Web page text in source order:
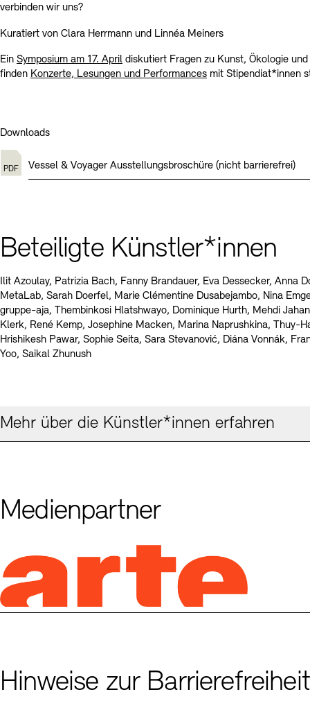
verbinden wir uns?
Kuratiert von Clara Herrmann und Linnéa Meiners
Ein Symposium am 17. April diskutiert Fragen zu Kunst, Ökologie
finden Konzerte, Lesungen und Performances mit Stipendiat*innen
Downloads
Vessel & Voyager Ausstellungsbroschüre (nicht barrierefrei)
Beteiligte Künstler*innen
Ilit Azoulay, Patrizia Bach, Fanny Brandauer, Eva Dessecker, Anna
MetaLab, Sarah Doerfel, Marie Clémentine Dusabejambo, Nina
gruppe-aja, Thembinkosi Hlatshwayo, Dominique Hurth, Mehdi
Klerk, René Kemp, Josephine Macken, Marina Naprushkina, Thuy-
Hrishikesh Pawar, Sophie Seita, Sara Stevanović, Diána Vonnák,
Yoo, Saikal Zhunush
Mehr über die Künstler*innen erfahren
Medienpartner
Hinweise zur Barrierefreiheit